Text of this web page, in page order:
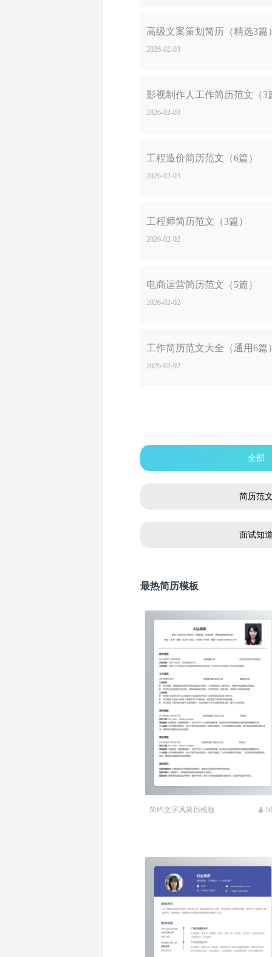
高级文案策划简历（精选3篇
2026-02-03
影视制作人工作简历范文（3
2026-02-03
工程造价简历范文（6篇）
2026-02-03
工程师简历范文（3篇）
2026-02-02
电商运营简历范文（5篇）
2026-02-02
工作简历范文大全（通用6篇
2026-02-02
全部
简历范
面试知
最热简历模板
简约文字风简历模板